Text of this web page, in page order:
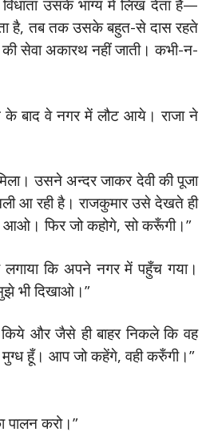
उसके भाग्य में लिख देता है—
है, तब तक उसके बहुत-से दास रहते
की सेवा अकारथ नहीं जाती। कभी-न-
बाद वे नगर में लौट आये। राजा ने
उसने अन्दर जाकर देवी की पूजा
आ रही है। राजकुमार उसे देखते ही
आओ। फिर जो कहोगे, सो करूँगी।”
कि अपने नगर में पहुँच गया।
भी दिखाओ।”
किये और जैसे ही बाहर निकले कि वह
मुग्ध हूँ। आप जो कहेंगे, वही करुँगी।”
करो।”